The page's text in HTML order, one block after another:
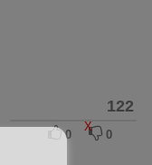
122
0 0
X